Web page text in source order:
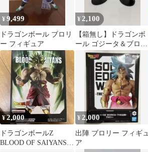
¥9,499
ドラゴンボール ブロリ
ー フィギュア
¥ 2,100
【箱無し】ドラゴンボ
ール ゴジータ＆ブロリ
ー フィギュアセット
¥2,000
ドラゴンボールZ
BLOOD OF SAIYANS
¥ 2,000
出陣 ブロリー フィギュ
ア